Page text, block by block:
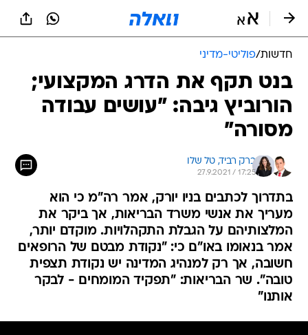
חדשות/פוליטי-מדיני
בנט תקף את הדרג המקצועי;
הורוביץ גיבה: "עושים עבודה
מסורה"
ברק רביד, טל שלו
27.9.2021 / 17:25
בתדרוך לכתבים בניו יורק, אמר רה"מ כי הוא
מעריך את אנשי משרד הבריאות, אך ביקר את
המלצותיהם על הגבלת התקהלויות. מוקדם יותר,
אמר בנאומו באו"ם כי: "נקודת מבטם של הרופאים
חשובה, אך רק למנהיג המדינה יש נקודת תצפית
טובה". שר הבריאות: "תפקיד המומחים - לבקר
אותנו"